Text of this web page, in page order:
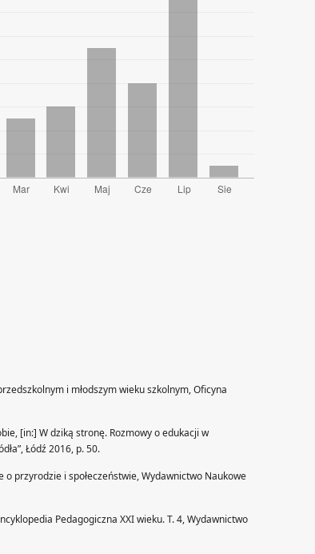
i młodszym wieku szkolnym, Oficyna
[in:] W dziką stronę. Rozmowy o edukacji w
Łódź 2016, p. 50.
przyrodzie i społeczeństwie, Wydawnictwo Naukowe
Pedagogiczna XXI wieku. T. 4, Wydawnictwo